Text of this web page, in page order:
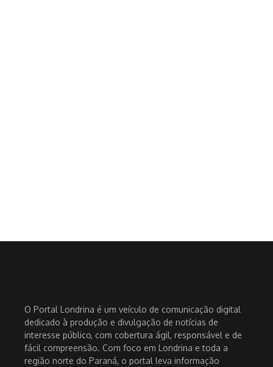
O Portal Londrina é um veículo de comunicação digital
dedicado à produção e divulgação de notícias de
interesse público, com cobertura ágil, responsável e de
fácil compreensão. Com foco em Londrina e toda a
região norte do Paraná, o portal leva informação